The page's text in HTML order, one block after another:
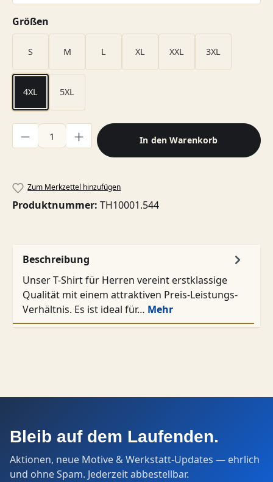
Größen
S M L XL XXL 3XL
4XL 5XL
Produkt Anzahl: Gib den gewünschten Wert ein oder
In den Warenkorb
Zum Merkzettel hinzufügen
Produktnummer: TH10001.544
Beschreibung
Unser T-Shirt für Herren vereint erstklassige
Qualität mit einem attraktiven Preis-Leistungs-
Verhältnis. Es ist ideal für… Mehr
Bleib auf dem Laufenden.
Aktionen, neue Motive & Werkstatt-Updates — ehrlich
und ohne Spam. Jederzeit abbestellbar.